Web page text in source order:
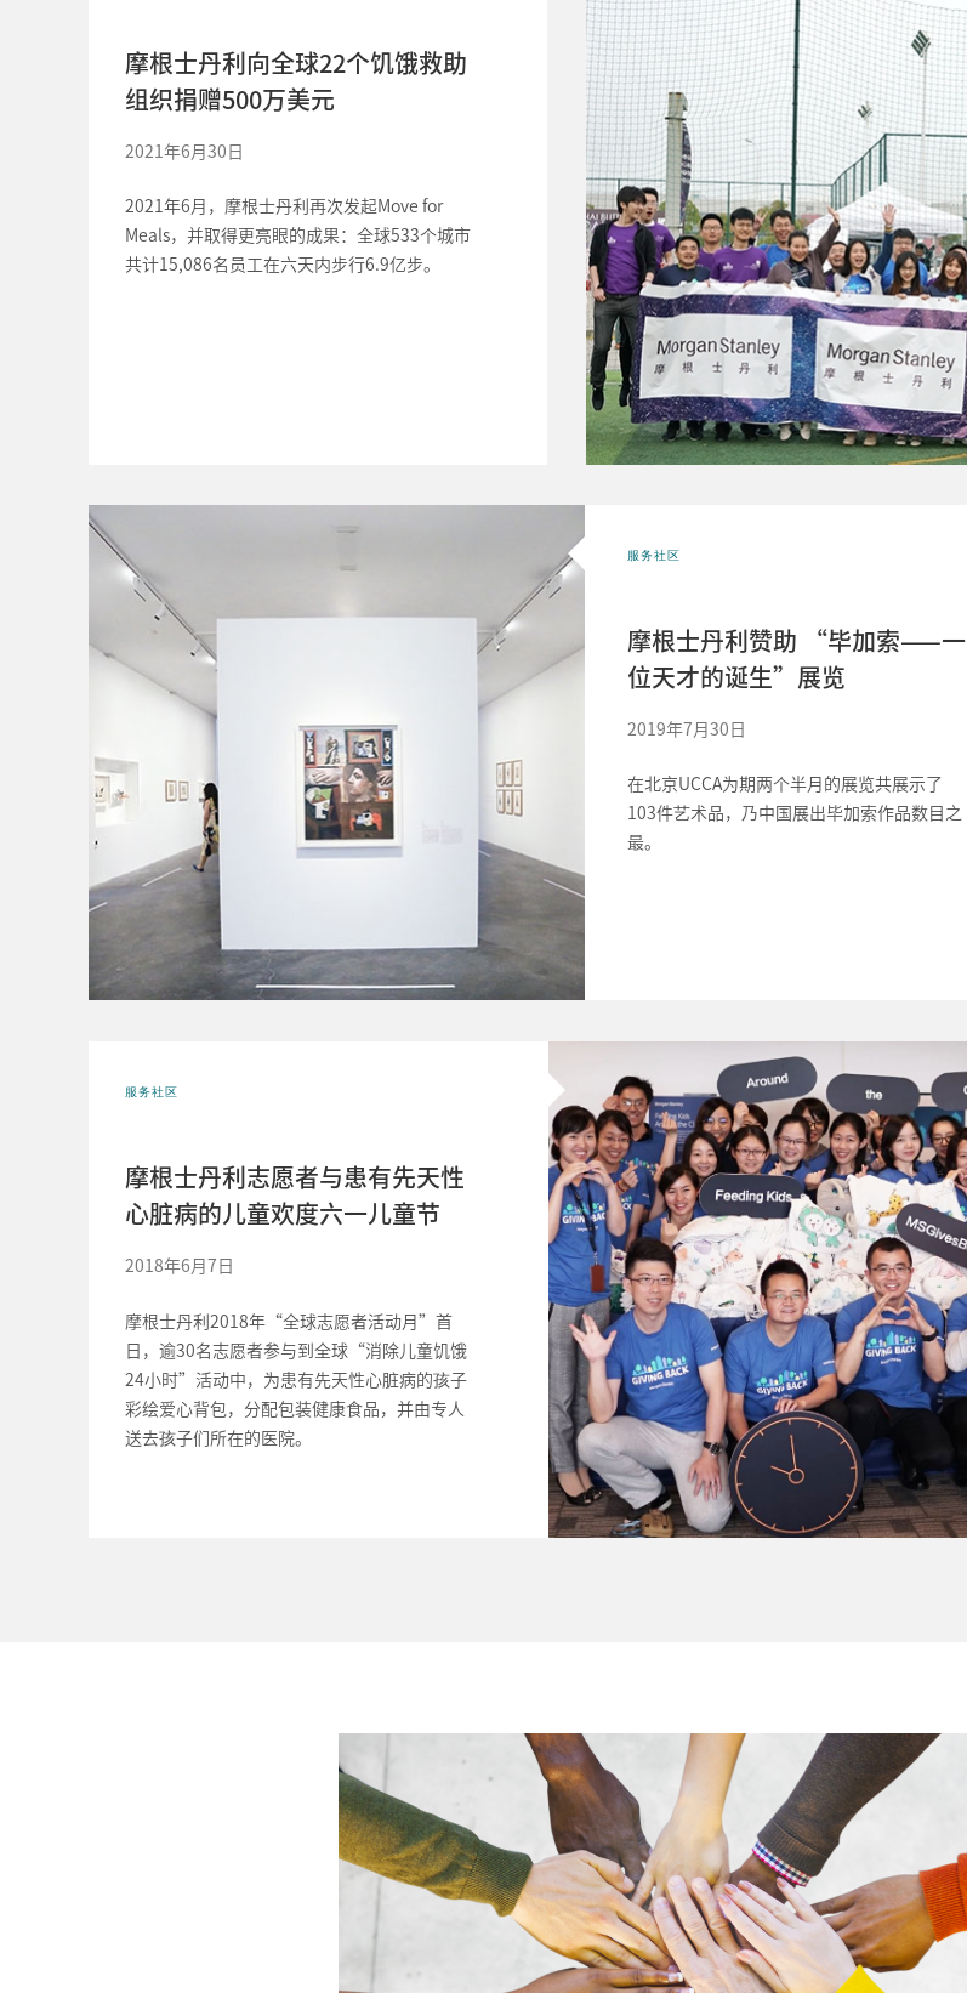
摩根士丹利向全球22个饥饿救助
组织捐赠500万美元
2021年6月30日
2021年6月，摩根士丹利再次发起Move for
Meals，并取得更亮眼的成果：全球533个城市
共计15,086名员工在六天内步行6.9亿步。
服务社区
摩根士丹利赞助 “毕加索——一
位天才的诞生”展览
2019年7月30日
在北京UCCA为期两个半月的展览共展示了
103件艺术品，乃中国展出毕加索作品数目之
最。
服务社区
摩根士丹利志愿者与患有先天性
心脏病的儿童欢度六一儿童节
2018年6月7日
摩根士丹利2018年“全球志愿者活动月”首
日，逾30名志愿者参与到全球“消除儿童饥饿
24小时”活动中，为患有先天性心脏病的孩子
彩绘爱心背包，分配包装健康食品，并由专人
送去孩子们所在的医院。